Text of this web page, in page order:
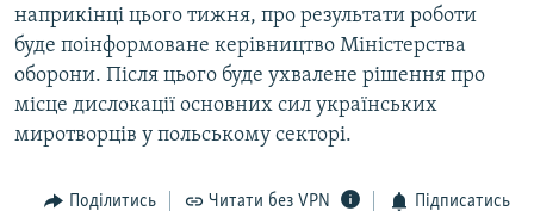
наприкiнцi цього тижня, про результати роботи
буде поінформоване керiвництво Мiністерства
оборони. Пiсля цього буде ухвалене рiшення про
мiсце дислокацiї основних сил українських
миротворцiв у польському секторi.
Поділитись Читати без VPN Підписатись